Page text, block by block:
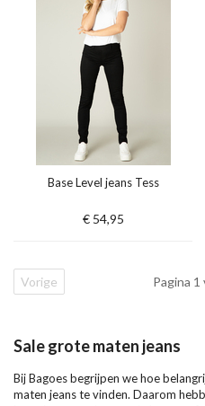
Base Level jeans Tess
€ 54,95
Vorige Pagina 1
Sale grote maten jeans
Bij Bagoes begrijpen we hoe
maten jeans te vinden. Daarom